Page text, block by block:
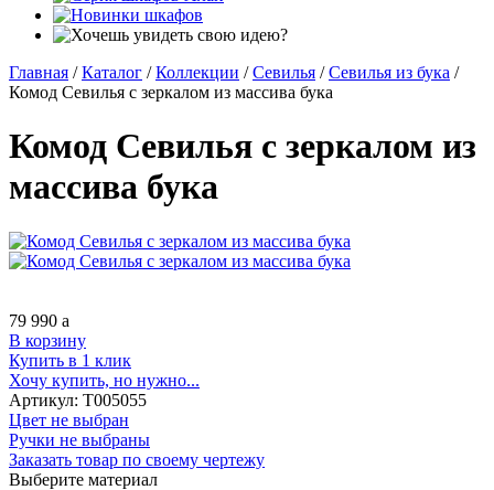
Главная / Каталог / Коллекции / Севилья / Севилья из бука /
Комод Севилья с зеркалом из массива бука
Комод Севилья с зеркалом из
массива бука
79 990 a
В корзину
Купить в 1 клик
Хочу купить, но нужно...
Артикул: Т005055
Цвет не выбран
Ручки не выбраны
Заказать товар по своему чертежу
Выберите материал